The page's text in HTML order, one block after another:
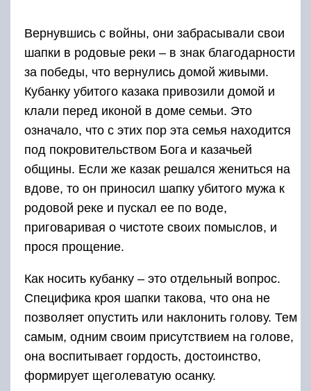
Вернувшись с войны, они забрасывали свои
шапки в родовые реки – в знак благодарности
за победы, что вернулись домой живыми.
Кубанку убитого казака привозили домой и
клали перед иконой в доме семьи. Это
означало, что с этих пор эта семья находится
под покровительством Бога и казачьей
общины. Если же казак решался жениться на
вдове, то он приносил шапку убитого мужа к
родовой реке и пускал ее по воде,
приговаривая о чистоте своих помыслов, и
прося прощение.
Как носить кубанку – это отдельный вопрос.
Специфика кроя шапки такова, что она не
позволяет опустить или наклонить голову. Тем
самым, одним своим присутствием на голове,
она воспитывает гордость, достоинство,
формирует щеголеватую осанку.